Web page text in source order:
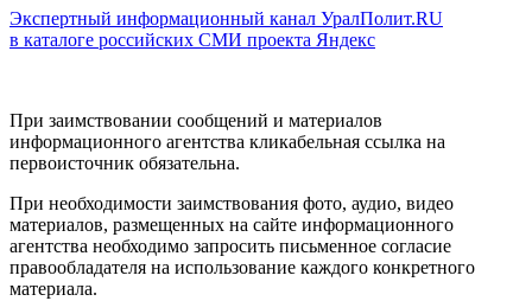
Экспертный информационный канал УралПолит.RU
в каталоге российских СМИ проекта Яндекс
При заимствовании сообщений и материалов
информационного агентства кликабельная ссылка на
первоисточник обязательна.
При необходимости заимствования фото, аудио, видео
материалов, размещенных на сайте информационного
агентства необходимо запросить письменное согласие
правообладателя на использование каждого конкретного
материала.